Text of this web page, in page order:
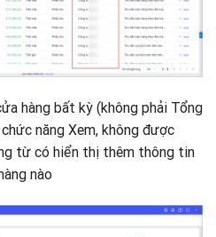
hàng bất kỳ (không phải Tổng
năng Xem, không được
từ có hiển thị thêm thông tin
nào